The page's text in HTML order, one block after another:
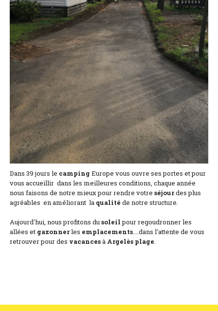
Mobile home et tarifs
Emplacement et tarifs
Chambre à la nuitée et tarifs
Dans 39 jours le camping Europe vous ouvre ses portes et pour
vous accueillir dans les meilleures conditions, chaque année
nous faisons de notre mieux pour rendre votre séjourdes plus
agréables en améliorant la qualité de notre structure.
Aujourd'hui, nous profitons dusoleilpour regoudronner les
allées et gazonnerles emplacements....dans l'attente de vous
retrouver pour des vacancesà Argelès plage.